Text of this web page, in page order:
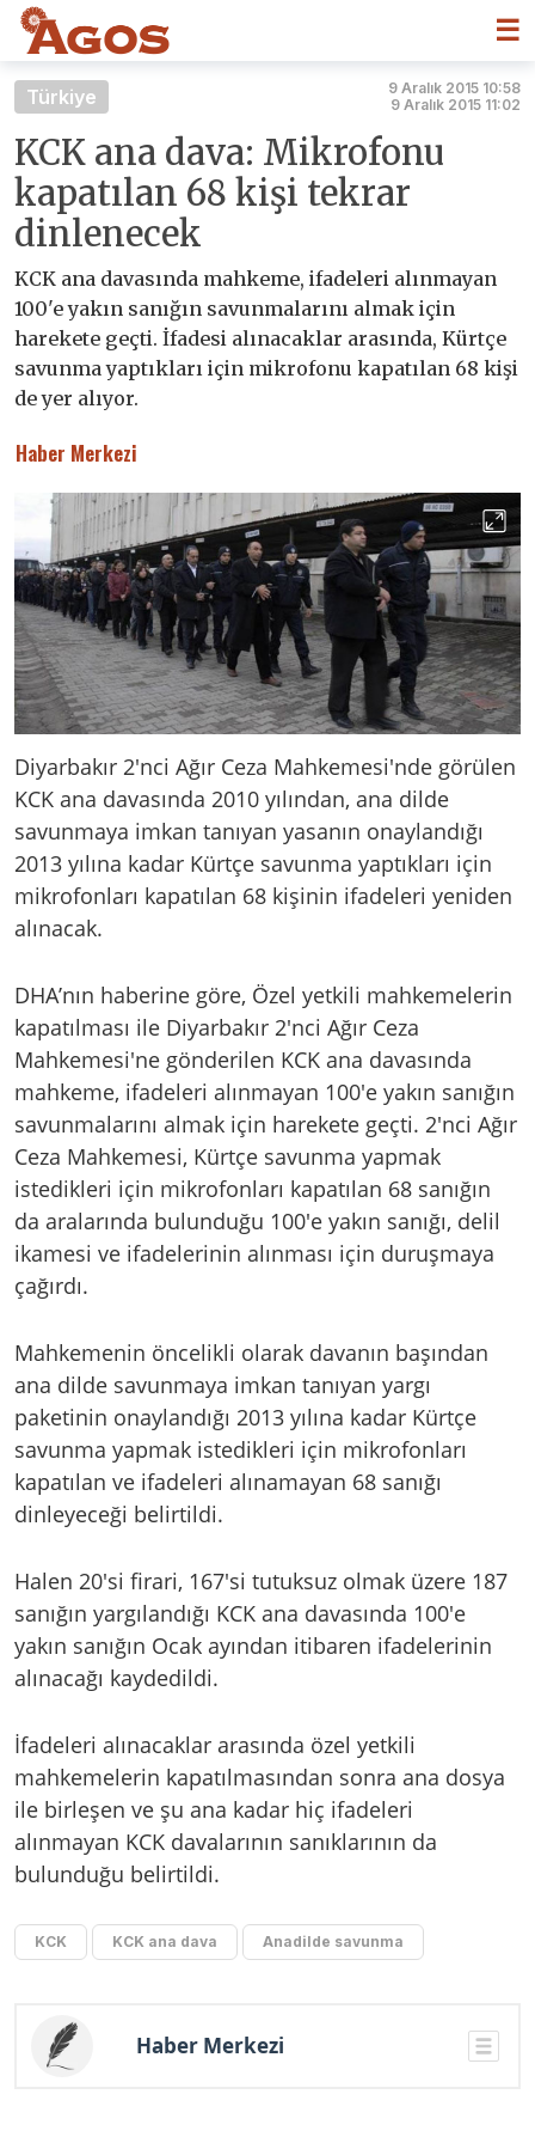
☰
Türkiye
9 Aralık 2015 10:58
9 Aralık 2015 11:02
KCK ana dava: Mikrofonu
kapatılan 68 kişi tekrar
dinlenecek
KCK ana davasında mahkeme, ifadeleri alınmayan
100'e yakın sanığın savunmalarını almak için
harekete geçti. İfadesi alınacaklar arasında, Kürtçe
savunma yaptıkları için mikrofonu kapatılan 68 kişi
de yer alıyor.
Haber Merkezi
Diyarbakır 2'nci Ağır Ceza Mahkemesi'nde görülen
KCK ana davasında 2010 yılından, ana dilde
savunmaya imkan tanıyan yasanın onaylandığı
2013 yılına kadar Kürtçe savunma yaptıkları için
mikrofonları kapatılan 68 kişinin ifadeleri yeniden
alınacak.
DHA’nın haberine göre, Özel yetkili mahkemelerin
kapatılması ile Diyarbakır 2'nci Ağır Ceza
Mahkemesi'ne gönderilen KCK ana davasında
mahkeme, ifadeleri alınmayan 100'e yakın sanığın
savunmalarını almak için harekete geçti. 2'nci Ağır
Ceza Mahkemesi, Kürtçe savunma yapmak
istedikleri için mikrofonları kapatılan 68 sanığın
da aralarında bulunduğu 100'e yakın sanığı, delil
ikamesi ve ifadelerinin alınması için duruşmaya
çağırdı.
Mahkemenin öncelikli olarak davanın başından
ana dilde savunmaya imkan tanıyan yargı
paketinin onaylandığı 2013 yılına kadar Kürtçe
savunma yapmak istedikleri için mikrofonları
kapatılan ve ifadeleri alınamayan 68 sanığı
dinleyeceği belirtildi.
Halen 20'si firari, 167'si tutuksuz olmak üzere 187
sanığın yargılandığı KCK ana davasında 100'e
yakın sanığın Ocak ayından itibaren ifadelerinin
alınacağı kaydedildi.
İfadeleri alınacaklar arasında özel yetkili
mahkemelerin kapatılmasından sonra ana dosya
ile birleşen ve şu ana kadar hiç ifadeleri
alınmayan KCK davalarının sanıklarının da
bulunduğu belirtildi.
KCK KCK ana dava Anadilde savunma
Haber Merkezi